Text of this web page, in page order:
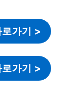
가기 >
가기 >